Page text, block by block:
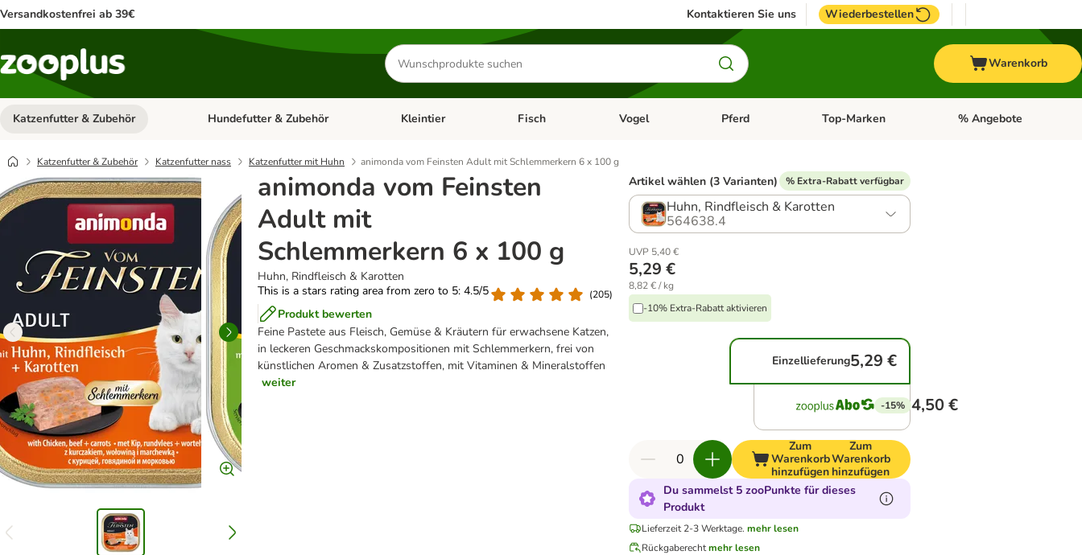
Versandkostenfrei ab 39€ Kontaktieren Sie uns Wiederbestellen
Produkte
suchen
Warenkorb
Katzenfutter & Zubehör Kategorie-Menü öffnen: Katzenfutter & Zubehör
Hundefutter & Zubehör Kategorie-Menü öffnen: Hundefutter & Zubehör
Kleintier Kategorie-Menü öffnen: Kleintier
Fisch Kategorie-Menü öffnen: Fisch
Vogel Kategorie-Menü öffnen: Vogel
Pferd Kategorie-Menü öffnen: Pferd
Top-Marken Kategorie-Menü öffnen:
% Angebote
Katzenfutter & Zubehör Katzenfutter nass Katzenfutter mit Huhn animonda vom Feinsten Adult mit Schlemmerkern 6 x 100 g
animonda vom Feinsten
Adult mit
Schlemmerkern 6 x 100 g
Huhn, Rindfleisch & Karotten
This is a stars rating area from zero to 5: 4.5/5
(205)
Produkt bewerten
Feine Pastete aus Fleisch, Gemüse & Kräutern für erwachsene Katzen,
in leckeren Geschmackskompositionen mit Schlemmerkern, frei von
künstlichen Aromen & Zusatzstoffen, mit Vitaminen & Mineralstoffen
weiter
Artikel wählen (3 Varianten) % Extra-Rabatt verfügbar
Huhn, Rindfleisch & Karotten
564638.4
UVP 5,40 €
5,29 €
8,82 € / kg
-10% Extra-Rabatt aktivieren
Einzellieferung5,29 €
-15% 4,50 €
Zum
Warenkorb
hinzufügen
Zum
Warenkorb
hinzufügen
Du sammelst 5 zooPunkte für dieses
Produkt
Lieferzeit 2-3 Werktage. mehr lesen
Rückgaberecht mehr lesen